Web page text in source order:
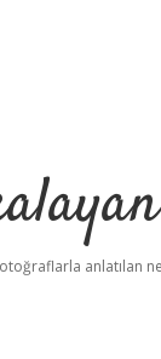
anlatılan